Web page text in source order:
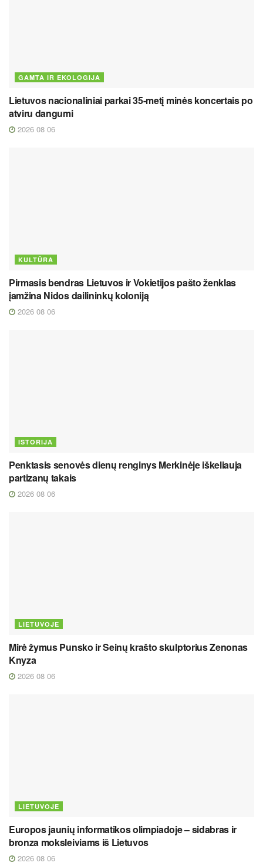
GAMTA IR EKOLOGIJA
Lietuvos nacionaliniai parkai 35-metį minės koncertais po
atviru dangumi
2026 08 06
KULTŪRA
Pirmasis bendras Lietuvos ir Vokietijos pašto ženklas
įamžina Nidos dailininkų koloniją
2026 08 06
ISTORIJA
Penktasis senovės dienų renginys Merkinėje iškeliauja
partizanų takais
2026 08 06
LIETUVOJE
Mirė žymus Punsko ir Seinų krašto skulptorius Zenonas
Knyza
2026 08 06
LIETUVOJE
Europos jaunių informatikos olimpiadoje – sidabras ir
bronza moksleiviams iš Lietuvos
2026 08 06